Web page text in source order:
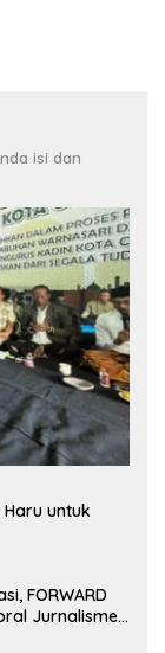
isi dan
untuk
FORWARD
Jurnalisme